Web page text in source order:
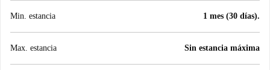
Min. estancia 1 mes (30 días).
Max. estancia Sin estancia máxima